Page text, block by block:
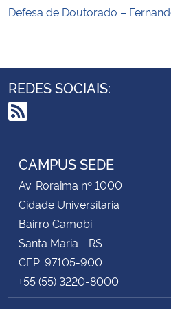
Defesa de Doutorado –
REDES SOCIAIS:
RSS
CAMPUS SEDE
Av. Roraima nº 1000
Cidade Universitária
Bairro Camobi
Santa Maria - RS
CEP: 97105-900
+55 (55) 3220-8000